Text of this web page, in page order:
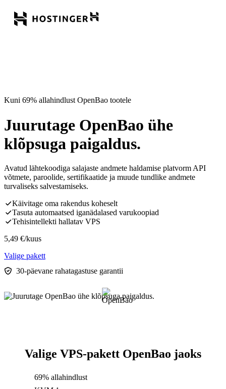
Kuni 69% allahindlust OpenBao tootele
Juurutage OpenBao ühe
klõpsuga paigaldus.
Avatud lähtekoodiga salajaste andmete haldamise platvorm API
võtmete, paroolide, sertifikaatide ja muude tundlike andmete
turvaliseks salvestamiseks.
Käivitage oma rakendus koheselt
Tasuta automaatsed iganädalased varukoopiad
Tehisintellekti hallatav VPS
5,49 €/kuus
Valige pakett
30-päevane rahatagastuse garantii
Valige VPS-pakett OpenBao jaoks
69% allahindlust